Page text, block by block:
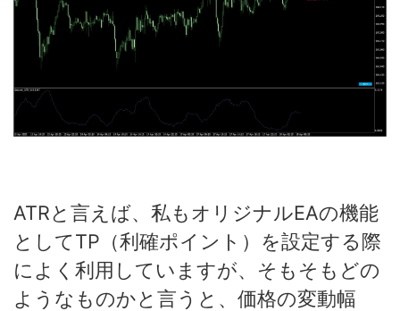
ATRと言えば、私もオリジナルEAの機能
としてTP（利確ポイント）を設定する際
によく利用していますが、そもそもどの
ようなものかと言うと、価格の変動幅